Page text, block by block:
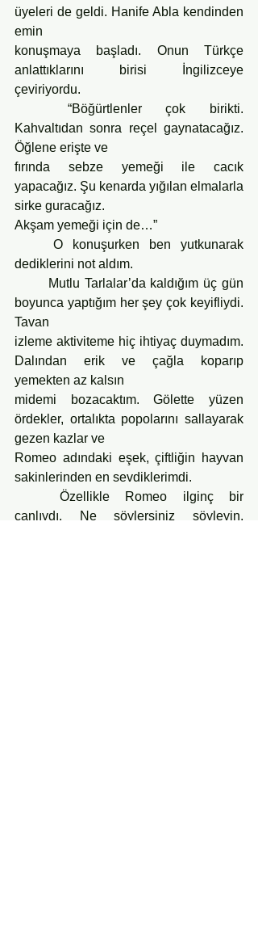
üyeleri de geldi. Hanife Abla kendinden
emin
konuşmaya başladı. Onun Türkçe
anlattıklarını birisi İngilizceye
çeviriyordu.
Kahvaltıdan sonra reçel gaynatacağız.
Öğlene erişte ve
fırında sebze yemeği ile cacık
yapacağız. Şu kenarda yığılan elmalarla
sirke guracağız.
Akşam yemeği için de…”
dediklerini not aldım.
boyunca yaptığım her şey çok keyifliydi.
Tavan
izleme aktiviteme hiç ihtiyaç duymadım.
Dalından erik ve çağla koparıp
yemekten az kalsın
midemi bozacaktım. Gölette yüzen
ördekler, ortalıkta popolarını sallayarak
gezen kazlar ve
Romeo adındaki eşek, çiftliğin hayvan
sakinlerinden en sevdiklerimdi.
canlıydı. Ne söylersiniz söyleyin,